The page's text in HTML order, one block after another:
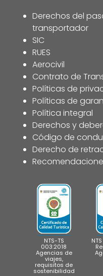
Derechos del
transportador
SIC
RUES
Aerocivil
Contrato de
Políticas de
Políticas de
Política integral
Derechos y
Código de
Derecho de
NTS-TS
003:2018
Agencias de
viajes,
requisitos de
sostenibilidad